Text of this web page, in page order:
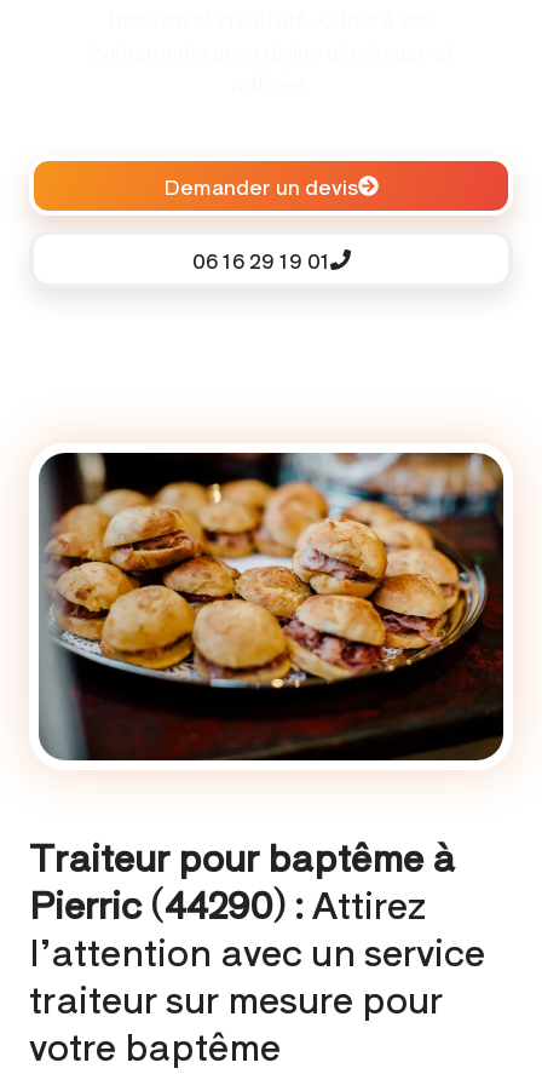
Demander un devis
06 16 29 19 01
Traiteur pour baptême à
Pierric (44290) :Attirez
l’attention avec un service
traiteur sur mesure pour
votre baptême